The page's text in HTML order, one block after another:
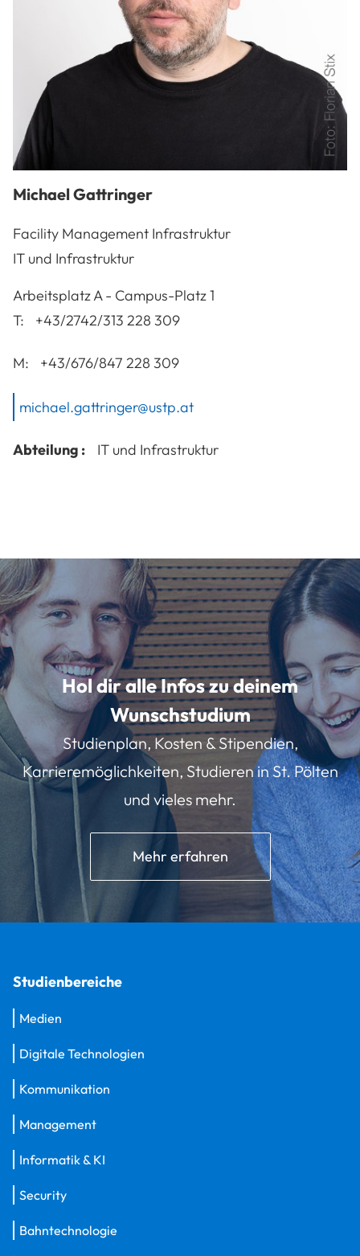
MichaelGattringer
Facility Management Infrastruktur
IT und Infrastruktur
ArbeitsplatzA - Campus-Platz 1
T:
+43/2742/313 228 309
M: +43/676/847 228 309
michael.gattringer@ustp.at
Abteilung : IT und Infrastruktur
Hol dir alle Infos zu deinem
Wunschstudium
Studienplan, Kosten & Stipendien,
Karrieremöglichkeiten, Studieren in St. Pölten
und vieles mehr.
Mehr erfahren
Studienbereiche
Medien
Digitale Technologien
Kommunikation
Management
Informatik & KI
Security
Bahntechnologie